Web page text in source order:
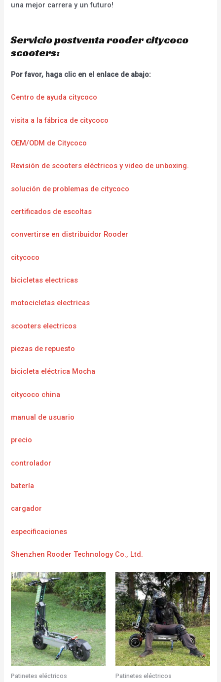
una mejor carrera y un futuro!
Servicio postventa rooder citycoco
scooters:
Por favor, haga clic en el enlace de abajo:
Centro de ayuda citycoco
visita a la fábrica de citycoco
OEM/ODM de Citycoco
Revisión de scooters eléctricos y video de unboxing.
solución de problemas de citycoco
certificados de escoltas
convertirse en distribuidor Rooder
citycoco
bicicletas electricas
motocicletas electricas
scooters electricos
piezas de repuesto
bicicleta eléctrica Mocha
citycoco china
manual de usuario
precio
controlador
batería
cargador
especificaciones
Shenzhen Rooder Technology Co., Ltd.
Patinetes eléctricos Patinetes eléctricos